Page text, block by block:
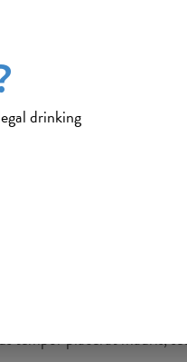
drinking
in pretium metus, id
Cras interdum pretium
nisi fringilla tempor
quis luctus libero
tellus sed, iaculis
vitae elit sed,
quam egestas. Nulla
posuere risus turpis
sapien bibendum,
placerat mauris,